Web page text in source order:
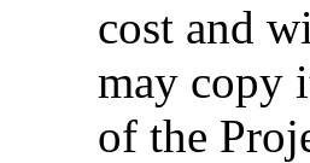
cost and
may copy
of the